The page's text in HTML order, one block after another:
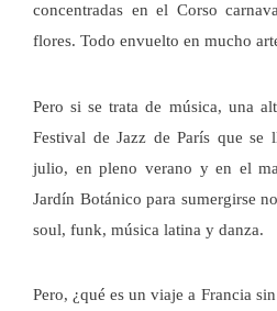
concentradas en el Corso
flores. Todo envuelto en mucho
Pero si se trata de música, una
Festival de Jazz de París que
julio, en pleno verano y en el
Jardín Botánico para sumergirse
soul, funk, música latina y danza.
Pero, ¿qué es un viaje a Francia